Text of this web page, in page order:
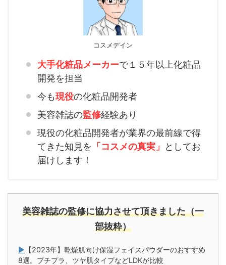
コスメデイン
大手化粧品メーカーで１５年以上化粧品
開発を担当
今も現役の化粧品開発者
美容雑誌の監修経験あり
現役の化粧品開発者が業界の最前線で得
てきた知見を 「コスメの真実」
としてお
届けします！
美容雑誌の監修に協力させて頂きました（一
部抜粋）
▶ 【2023年】乾燥肌向け保湿フェイスパウダーのおすすめ
8選。プチプラ、ツヤ肌タイプなどLDKが比較